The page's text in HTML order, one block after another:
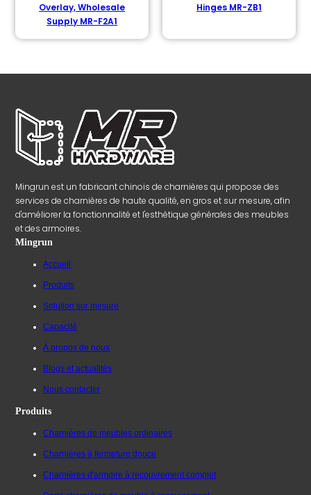
Overlay, Wholesale
Supply MR-F2A1
Hinges MR-ZB1
Mingrun est un fabricant chinois de charnières qui propose des
services de charnières de haute qualité, en gros et sur mesure, afin
d'améliorer la fonctionnalité et l'esthétique générales des meubles
et des armoires.
Mingrun
Accueil
Produits
Solution sur mesure
Capacité
À propos de nous
Blogs et actualités
Nous contacter
Produits
Charnières de meubles ordinaires
Charnières à fermeture douce
Charnières d'armoire à recouvrement complet